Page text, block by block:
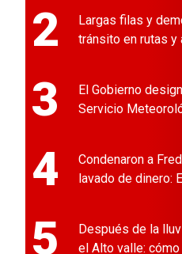
2
Largas filas y
tránsito en rutas y
3
El Gobierno
Servicio
4
Condenaron a
lavado de dinero:
5
Después de la
el Alto valle: